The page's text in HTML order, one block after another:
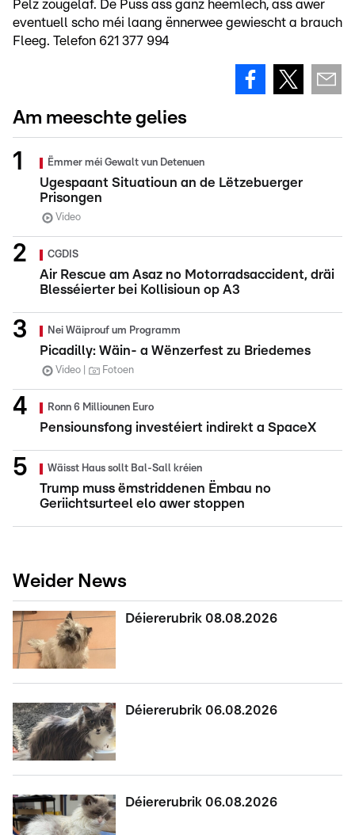
Pelz zougelaf. De Puss ass ganz heemlech, ass awer
eventuell scho méi laang ënnerwee gewiescht a brauch
Fleeg. Telefon 621 377 994
Am meeschte gelies
Ëmmer méi Gewalt vun Detenuen
Ugespaant Situatioun an de Lëtzebuerger
Prisongen
Video
CGDIS
Air Rescue am Asaz no Motorradsaccident, dräi
Blesséierter bei Kollisioun op A3
Nei Wäiprouf um Programm
Picadilly: Wäin- a Wënzerfest zu Briedemes
Video Fotoen
Ronn 6 Milliounen Euro
Pensiounsfong investéiert indirekt a SpaceX
Wäisst Haus sollt Bal-Sall kréien
Trump muss ëmstriddenen Ëmbau no
Geriichtsurteel elo awer stoppen
Weider News
Déiererubrik 08.08.2026
Déiererubrik 06.08.2026
Déiererubrik 06.08.2026